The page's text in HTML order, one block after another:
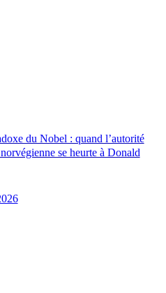
du Nobel : quand l’autorité
se heurte à Donald